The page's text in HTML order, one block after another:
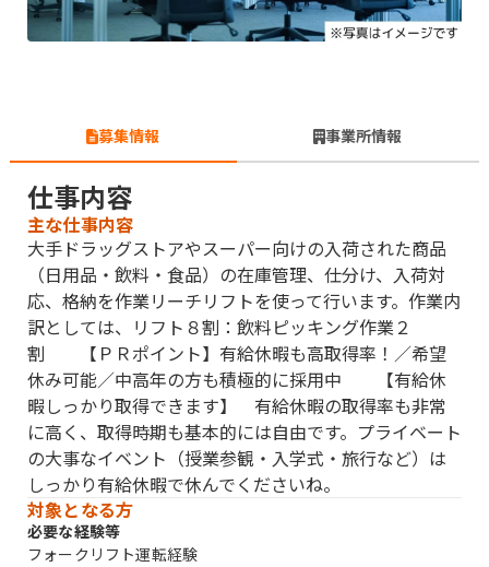
募集情報 事業所情報
仕事内容
主な仕事内容
大手ドラッグストアやスーパー向けの入荷された商品
（日用品・飲料・食品）の在庫管理、仕分け、入荷対
応、格納を作業リーチリフトを使って行います。作業内
訳としては、リフト８割：飲料ピッキング作業２
割 【ＰＲポイント】有給休暇も高取得率！／希望
休み可能／中高年の方も積極的に採用中 【有給休
暇しっかり取得できます】 有給休暇の取得率も非常
に高く、取得時期も基本的には自由です。プライベート
の大事なイベント（授業参観・入学式・旅行など）は
しっかり有給休暇で休んでくださいね。
対象となる方
必要な経験等
フォークリフト運転経験